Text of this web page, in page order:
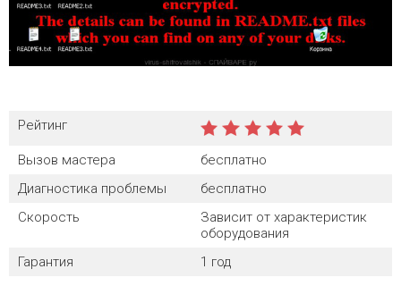
Рейтинг
Вызов мастера
бесплатно
Диагностика проблемы
бесплатно
Скорость
Зависит от характеристик
оборудования
Гарантия
1 год